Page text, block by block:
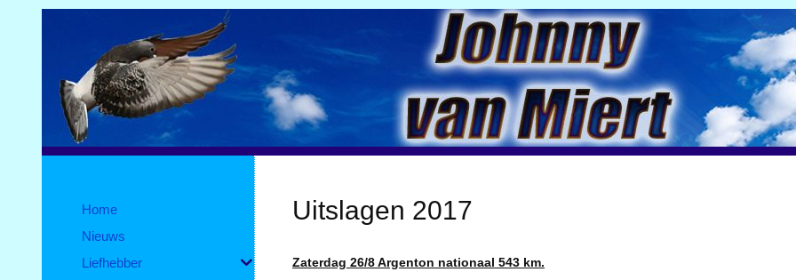
Uitslagen 2017
Zaterdag 26/8 Argenton nationaal 543 km.
Home
Nieuws
Liefhebber